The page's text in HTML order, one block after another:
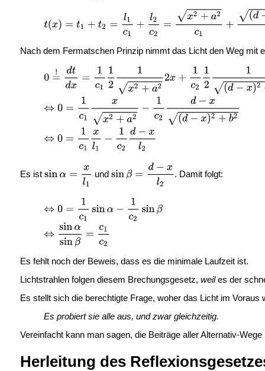
Nach dem Fermatschen Prinzip nimmt das Licht den Weg mit
Es ist und . Damit folgt:
Es fehlt noch der Beweis, dass es die minimale Laufzeit ist.
Lichtstrahlen folgen diesem Brechungsgesetz, weiles der
Es stellt sich die berechtigte Frage, woher das Licht im
Es probiert sie alle aus, und zwar gleichzeitig.
Vereinfacht kann man sagen, die Beiträge aller Alternativ-
Herleitung des